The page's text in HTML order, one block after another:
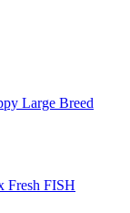
Large Breed